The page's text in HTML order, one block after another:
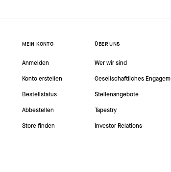
MEIN KONTO
Anmelden
Konto erstellen
Bestellstatus
Abbestellen
Store finden
ÜBER UNS
Wer wir sind
Gesellschaftliches
Stellenangebote
Tapestry
Investor Relations